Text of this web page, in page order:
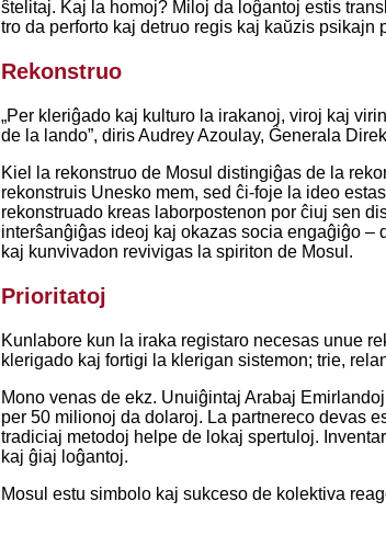
ŝtelitaj. Kaj la homoj? Miloj da loĝantoj estis
tro da perforto kaj detruo regis kaj kaŭzis
Rekonstruo
„Per kleriĝado kaj kulturo la irakanoj, viroj kaj
de la lando”, diris Audrey Azoulay, Ĝenerala
Kiel la rekonstruo de Mosul distingiĝas de la
rekonstruis Unesko mem, sed ĉi-foje la ideo
rekonstruado kreas laborpostenon por ĉiuj sen
interŝanĝiĝas ideoj kaj okazas socia engaĝiĝo –
kaj kunvivadon revivigas la spiriton de Mosul.
Prioritatoj
Kunlabore kun la iraka registaro necesas unue
klerigado kaj fortigi la klerigan sistemon; trie,
Mono venas de ekz. Unuiĝintaj Arabaj
per 50 milionoj da dolaroj. La partnereco devas
tradiciaj metodoj helpe de lokaj spertuloj.
kaj ĝiaj loĝantoj.
Mosul estu simbolo kaj sukceso de kolektiva